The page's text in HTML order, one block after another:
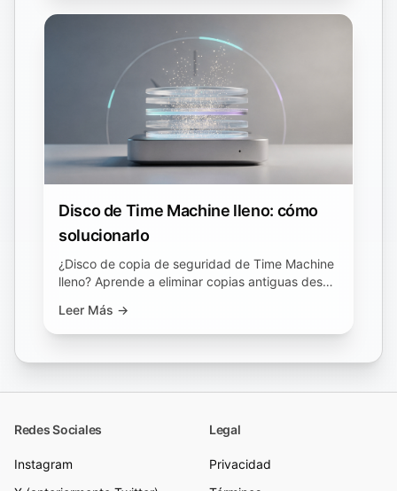
Disco de Time Machine lleno: cómo
solucionarlo
¿Disco de copia de seguridad de Time Machine
lleno? Aprende a eliminar copias antiguas desde
libera espacio.
Leer Más →
Redes Sociales
Instagram
Legal
Privacidad